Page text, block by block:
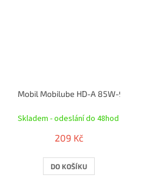
Mobil Mobilube HD-A 85W-90 1 l
Skladem - odeslání do 48hod
209 Kč
DO KOŠÍKU